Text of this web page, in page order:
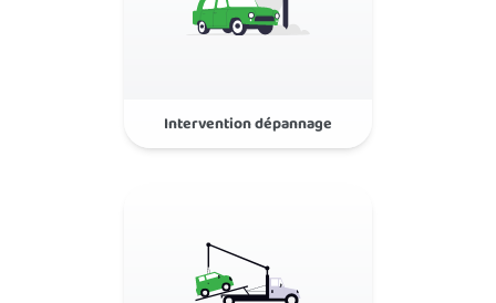
Intervention dépannage